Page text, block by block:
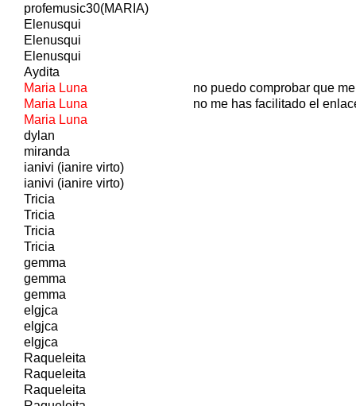
profemusic30(MARIA)
Elenusqui
Elenusqui
Elenusqui
Aydita
Maria Luna
no puedo comprobar que
Maria Luna
no me has facilitado el
Maria Luna
dylan
miranda
ianivi (ianire virto)
ianivi (ianire virto)
Tricia
Tricia
Tricia
Tricia
gemma
gemma
gemma
elgjca
elgjca
elgjca
Raqueleita
Raqueleita
Raqueleita